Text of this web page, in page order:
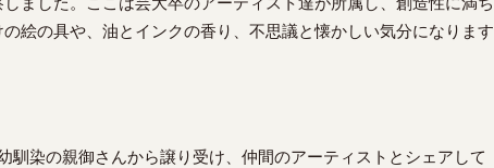
ました。ここは芸大卒のアーティスト達が所属し、創造性に満ち
絵の具や、油とインクの香り、不思議と懐かしい気分になります
馴染の親御さんから譲り受け、仲間のアーティストとシェアして